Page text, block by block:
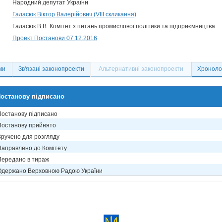
Народний депутат України
Галасюк Віктор Валерійович (VIII скликання)
Галасюк В.В. Комітет з питань промислової політики та підприємництва
Проект Постанови 07.12.2016
Зв'язані законопроекти Альтернативні законопроекти
підписано
підписано
прийнято
для розгляду
до Комітету
в тираж
Верховною Радою України